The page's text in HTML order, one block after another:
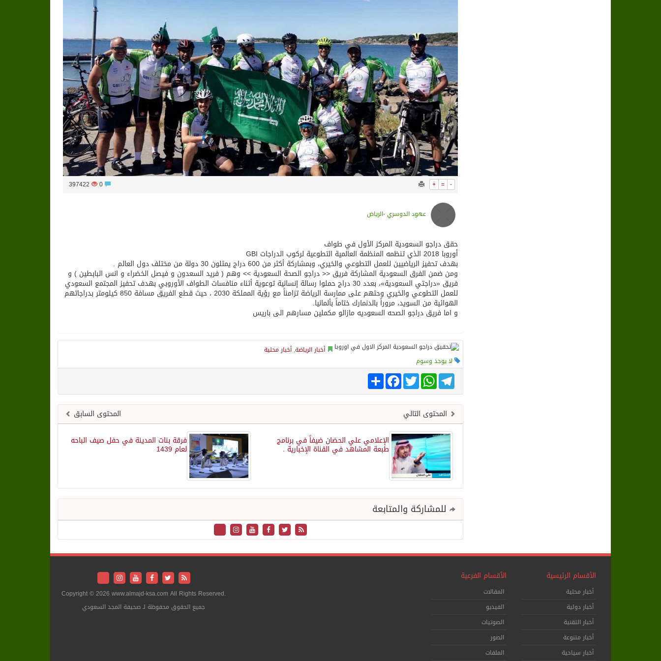
سراة عبيدة ضمن المراكز الأفضل إعلاميا في أجاويد عسير والثاني في مسار الثقافة والتراث
وزارة الحج والعمرة تعلن بدء وصول ضيوف الرحمن إلى المملكة لأداء فريضة الحج
المملكة تؤكد أهمية استمرارية العمليات التشغيلية البحرية وضمان حماية إمدادات الطاقة وسلاسل الإمداد
المحكمة العليا غدٍ الخميس هو المكمل لشهر رمضان
+ = -
397422
عهود الدوسري -الرياض
حقق دراجو السعودية المركز الأول في طواف
أوروبا 2018 الذي تنظمه المنظمة العالمية التطوعية لركوب الدراجات GBI
بهدف تحفيز الرياضيين للعمل التطوعي والخيري، وبمشاركة أكثر من 600 دراج يمثلون 30 دولة من مختلف دول العالم .
ومن ضمن الفرق السعودية المشاركة فريق << دراجو الصحة السعودية >> وهم ( فريد السعدون و فيصل الخضراء و انس البابطين ) و
فريق «دراجتي السعودية»، بعدد 30 دراج حملوا رسالة إنسانية توعوية أثناء منافسات الطواف الأوروبي بهدف تحفيز المجتمع السعودي
للعمل التطوعي والخيري وحثهم على ممارسة الرياضة تزامناً مع رؤية المملكة 2030 ، حيث قطع الفريق مسافة 850 كيلومتر بدراجاتهم
الهوائية من السويد، مروراً بالدنمارك ختاماً بألمانيا.
و اما فريق دراجو الصحه السعوديه مازالو مكملين مسارهم الى باريس
أخبار الرياضة, أخبار محلية
لا يوجد وسوم
انشر
FacebookTwitter
WhatsAppTelegram
المحتوى السابق
المحتوى التالي
فرقة بنات المدينة في حفل صيف الباحه
لعام 1439
الإعلامي علي الحضان ضيفاً في برنامج
طبعة المشاهد في القناة الإخبارية .
للمشاركة والمتابعة
الأقسام الرئيسية
أخبار محلية
أخبار دولية
أخبار التقنية
أخبار متنوعة
أخبار سياحية
الأقسام الفرعية
المقالات
الفيديو
الصوتيات
الصور
الملفات
Copyright © 2026 www.almajd-ksa.com All Rights Reserved.
جميع الحقوق محفوظة لـ صحيفة المجد السعودي